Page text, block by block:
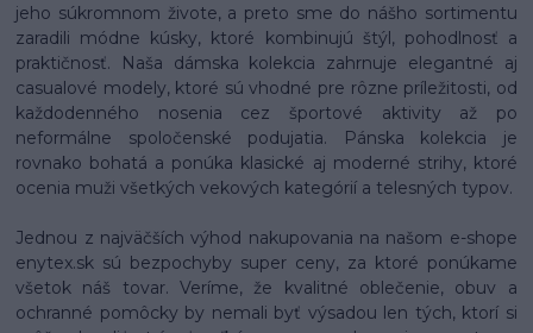
jeho súkromnom živote, a preto sme do nášho sortimentu
zaradili módne kúsky, ktoré kombinujú štýl, pohodlnosť a
praktičnosť. Naša dámska kolekcia zahrnuje elegantné aj
casualové modely, ktoré sú vhodné pre rôzne príležitosti, od
každodenného nosenia cez športové aktivity až po
neformálne spoločenské podujatia. Pánska kolekcia je
rovnako bohatá a ponúka klasické aj moderné strihy, ktoré
ocenia muži všetkých vekových kategórií a telesných typov.
Jednou z najväčších výhod nakupovania na našom e-shope
enytex.sk sú bezpochyby super ceny, za ktoré ponúkame
všetok náš tovar. Veríme, že kvalitné oblečenie, obuv a
ochranné pomôcky by nemali byť výsadou len tých, ktorí si